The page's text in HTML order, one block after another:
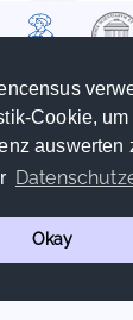
Cookie,
auswerten
Okay